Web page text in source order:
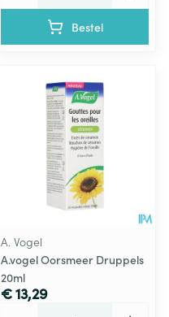
Bestel
A. Vogel
A.vogel Oorsmeer Druppels
20ml
€ 13,29